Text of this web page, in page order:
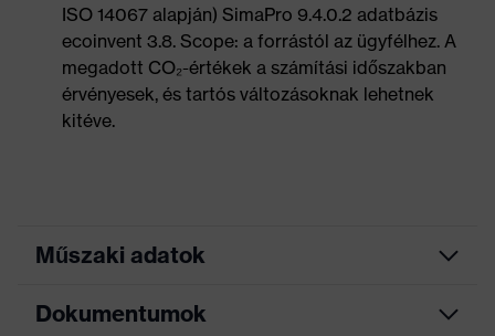
ISO 14067 alapján) SimaPro 9.4.0.2 adatbázis
ecoinvent 3.8. Scope: a forrástól az ügyfélhez. A
megadott CO₂-értékek a számítási időszakban
érvényesek, és tartós változásoknak lehetnek
kitéve.
Műszaki adatok
Keresőszín (szűrő)
Dokumentumok